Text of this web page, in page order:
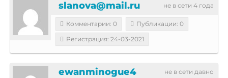
не в сети 4 года
slanova@mail.ru
Комментарии: 0
Публикации: 0
Регистрация: 24-03-2021
не в сети давно
ewanminogue4